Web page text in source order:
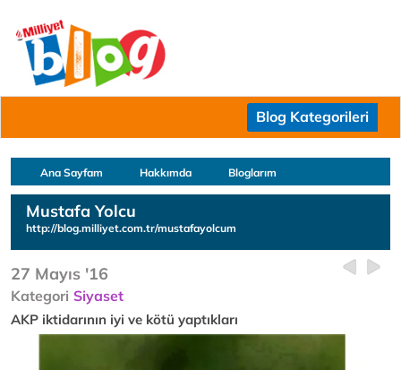
Blog Kategorileri
Ana Sayfam Hakkımda Bloglarım
Mustafa Yolcu
http://blog.milliyet.com.tr/mustafayolcum
27 Mayıs '16
Kategori Siyaset
AKP iktidarının iyi ve kötü yaptıkları